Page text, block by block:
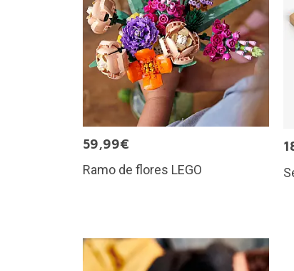
59,99€
Ramo de flores LEGO